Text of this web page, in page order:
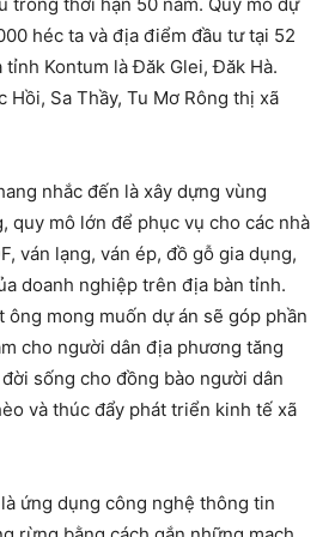
héc ta và địa điểm đầu tư tại 52
Kontum là Đăk Glei, Đăk Hà.
Hồi, Sa Thầy, Tu Mơ Rông thị xã
nhắc đến là xây dựng vùng
quy mô lớn để phục vụ cho các nhà
ván lạng, ván ép, đồ gỗ gia dụng,
doanh nghiệp trên địa bàn tỉnh.
ông mong muốn dự án sẽ góp phần
cho người dân địa phương tăng
sống cho đồng bào người dân
và thúc đẩy phát triển kinh tế xã
ứng dụng công nghệ thông tin